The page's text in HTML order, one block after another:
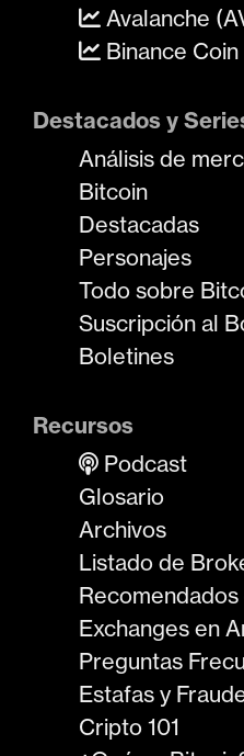
Avalanche
Binance
Destacados y
Análisis de
Bitcoin
Destacadas
Personajes
Todo sobre
Suscripción al
Boletines
Recursos
Podcast
Glosario
Archivos
Listado de
Exchanges en
Preguntas
Estafas y
Cripto 101